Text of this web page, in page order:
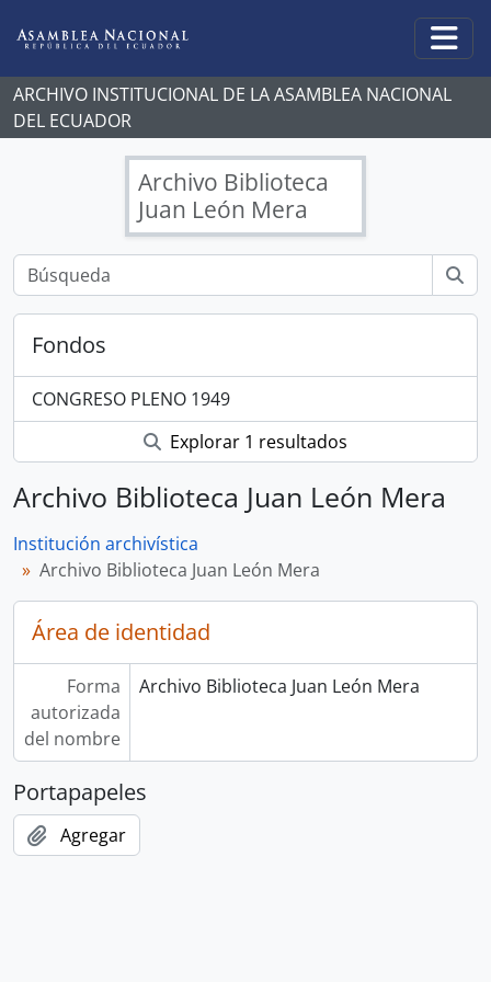
ARCHIVO INSTITUCIONAL DE LA ASAMBLEA NACIONAL
DEL ECUADOR
Archivo Biblioteca
Juan León Mera
Fondos
CONGRESO PLENO 1949
Explorar 1 resultados
Archivo Biblioteca Juan León Mera
Institución archivística
Archivo Biblioteca Juan León Mera
Área de identidad
Forma
autorizada
del nombre
Archivo Biblioteca Juan León Mera
Portapapeles
Agregar